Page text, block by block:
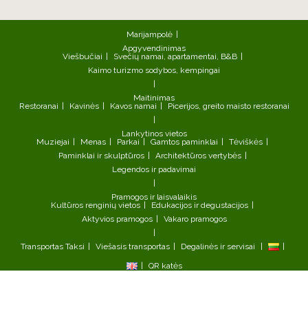
Marijampolė
Apgyvendinimas
Viešbučiai
Svečių namai, apartamentai, B&B
Kaimo turizmo sodybos, kempingai
Maitinimas
Restoranai
Kavinės Kavos namai Picerijos, greito maisto restoranai
Lankytinos vietos
Muziejai
Menas Parkai Gamtos paminklai
Tėviškės
Paminklai ir skulptūros
Architektūros vertybės
Legendos ir padavimai
Pramogos ir laisvalaikis
Kultūros renginių vietos
Edukacijos ir degustacijos
Aktyvios pramogos
Vakaro pramogos
Transportas Taksi Viešasis transportas
Degalinės ir servisai
QR katės